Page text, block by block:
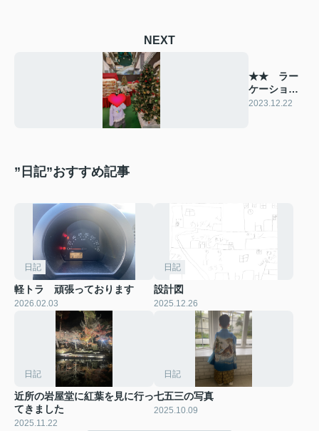
NEXT
★★ ラー
ケーショ
ン ★★
2023.12.22
”日記”おすすめ記事
日記
軽トラ 頑張っております
2026.02.03
日記
設計図
2025.12.26
日記
近所の岩屋堂に紅葉を見に行っ
てきました
2025.11.22
日記
七五三の写真
2025.10.09